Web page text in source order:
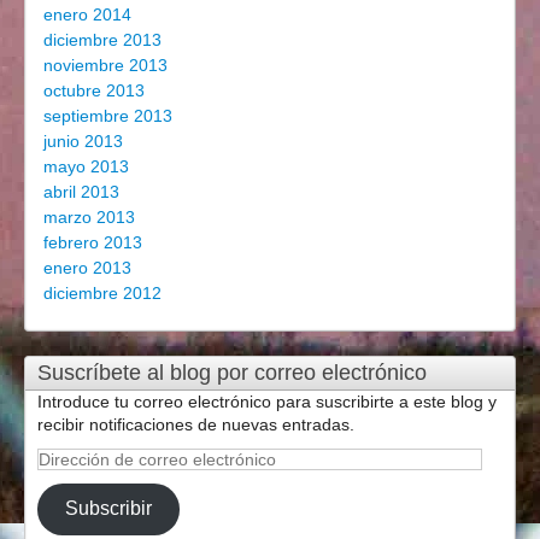
enero 2014
diciembre 2013
noviembre 2013
octubre 2013
septiembre 2013
junio 2013
mayo 2013
abril 2013
marzo 2013
febrero 2013
enero 2013
diciembre 2012
Suscríbete al blog por correo electrónico
Introduce tu correo electrónico para suscribirte a este blog y
recibir notificaciones de nuevas entradas.
Dirección
correo
electrónico
Subscribir